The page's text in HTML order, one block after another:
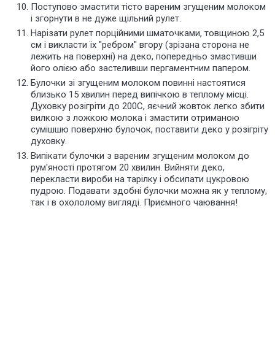
Поступово змастити тісто вареним згущеним молоком
і згорнути в не дуже щільний рулет.
Нарізати рулет порційними шматочками, товщиною 2,5
см і викласти їх "ребром" вгору (зрізана сторона не
лежить на поверхні) на деко, попередньо змастивши
його олією або застеливши пергаментним папером.
Булочки зі згущеним молоком повинні настоятися
близько 15 хвилин перед випічкою в теплому місці.
Духовку розігріти до 200С, яєчний жовток легко збити
вилкою з ложкою молока і змастити отриманою
сумішшю поверхню булочок, поставити деко у розігріту
духовку.
Випікати булочки з вареним згущеним молоком до
рум'яності протягом 20 хвилин. Вийняти деко,
перекласти вироби на тарілку і обсипати цукровою
пудрою. Подавати здобні булочки можна як у теплому,
так і в охололому вигляді. Приємного чаювання!